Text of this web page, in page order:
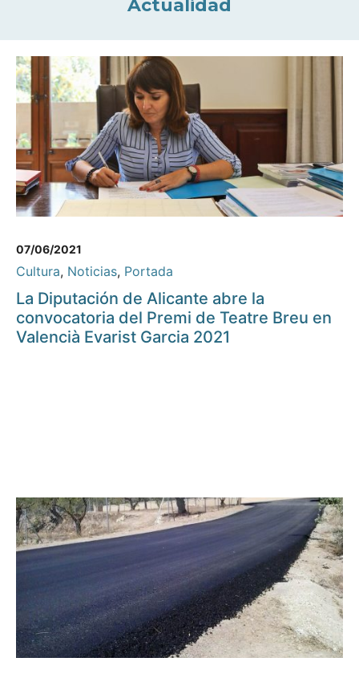
Actualidad
07/06/2021
Cultura, Noticias, Portada
La Diputación de Alicante abre la
convocatoria del Premi de Teatre Breu en
Valencià Evarist Garcia 2021